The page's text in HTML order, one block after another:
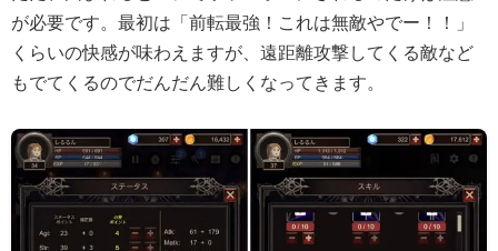
が必要です。最初は「前転最強！これは無敵やでー！！」
くらいの快感が味わえますが、遠距離攻撃してくる敵など
もでてくるのでだんだん難しくなってきます。